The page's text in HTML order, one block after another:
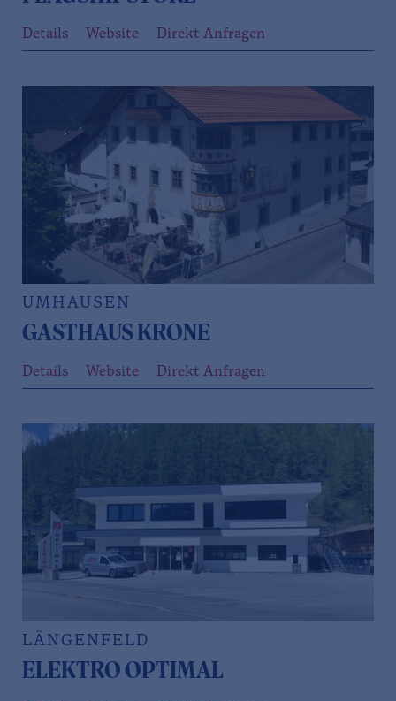
Details Website Direkt Anfragen
UMHAUSEN
GASTHAUS KRONE
Details Website Direkt Anfragen
LÄNGENFELD
ELEKTRO OPTIMAL